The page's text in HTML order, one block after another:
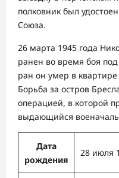
полковник был
Союза.
26 марта 1945 года
ранен во время боя
ран он умер в квартире
Борьба за остров
операцией, в которой
выдающийся
Дата
рождения
28 июля